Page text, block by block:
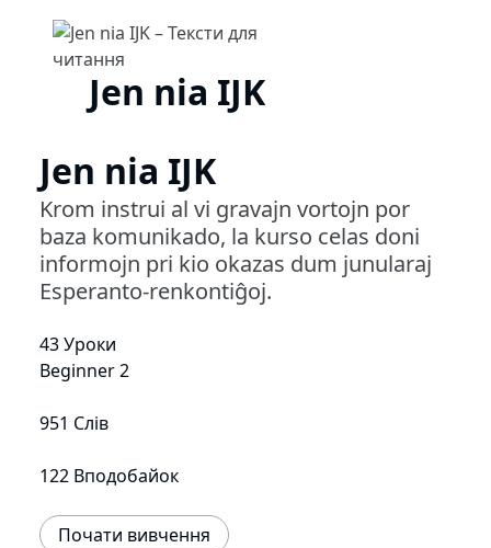
Jen nia IJK
Jen nia IJK
Krom instrui al vi gravajn vortojn por
baza komunikado, la kurso celas doni
informojn pri kio okazas dum junularaj
Esperanto-renkontiĝoj.
43 Уроки
Beginner 2
951 Слів
122 Вподобайок
Почати вивчення